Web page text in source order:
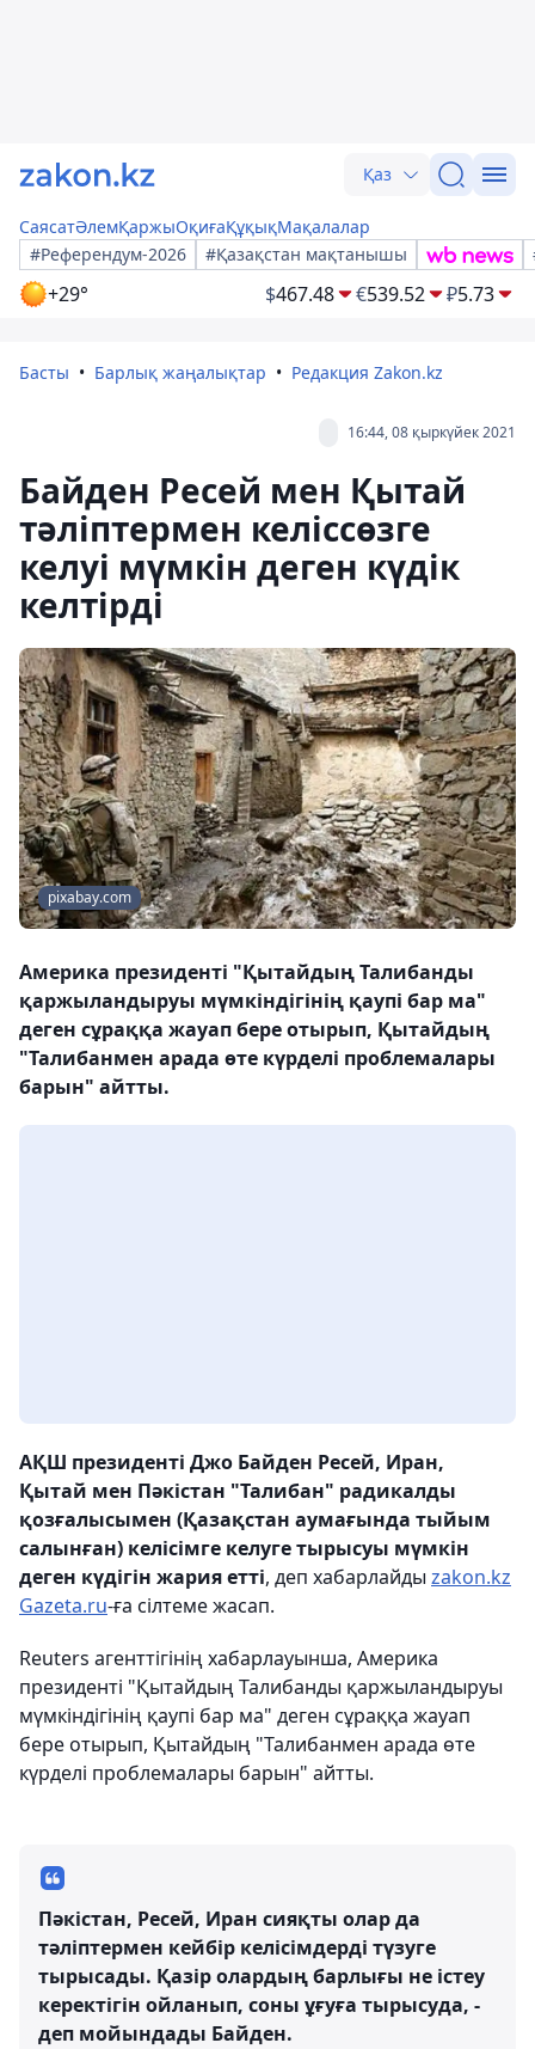
Қаз
СаясатӘлемҚаржыОқиғаҚұқықМақалалар
#Референдум-2026
#Қазақстан мақтанышы
+29° $467.48 €539.52 ₽5.73
Басты Барлық жаңалықтар Редакция Zakon.kz
16:44, 08 қыркүйек 2021
Байден Ресей мен Қытай
тәліптермен келіссөзге
келуі мүмкін деген күдік
келтірді
pixabay.com
Америка президенті "Қытайдың Талибанды
қаржыландыруы мүмкіндігінің қаупі бар ма"
деген сұраққа жауап бере отырып, Қытайдың
"Талибанмен арада өте күрделі проблемалары
барын" айтты.
АҚШ президенті Джо Байден Ресей, Иран,
Қытай мен Пәкістан "Талибан" радикалды
қозғалысымен (Қазақстан аумағында тыйым
салынған) келісімге келуге тырысуы мүмкін
деген күдігін жария етті, деп хабарлайды zakon.kz
Gazeta.ru-ға сілтеме жасап.
Reuters агенттігінің хабарлауынша, Америка
президенті "Қытайдың Талибанды қаржыландыруы
мүмкіндігінің қаупі бар ма" деген сұраққа жауап
бере отырып, Қытайдың "Талибанмен арада өте
күрделі проблемалары барын" айтты.
Пәкістан, Ресей, Иран сияқты олар да
тәліптермен кейбір келісімдерді түзуге
тырысады. Қазір олардың барлығы не істеу
керектігін ойланып, соны ұғуға тырысуда, -
деп мойындады Байден.